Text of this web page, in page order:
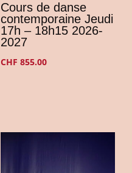
Cours de danse
contemporaine Jeudi
17h – 18h15 2026-
2027
CHF 855.00